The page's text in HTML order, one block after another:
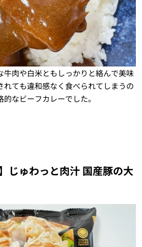
牛肉や白米ともしっかりと絡んで美味
れても違和感なく食べられてしまうの
なビーフカレーでした。
じゅわっと肉汁 国産豚の大